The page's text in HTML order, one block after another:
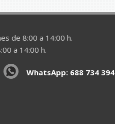
de 8:00 a 14:00 h.
a 14:00 h.
WhatsApp: 688 734 394